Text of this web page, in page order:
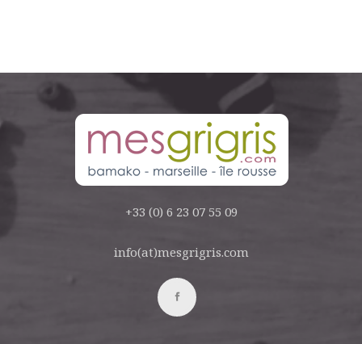
+33 (0) 6 23 07 55 09
info(at)mesgrigris.com